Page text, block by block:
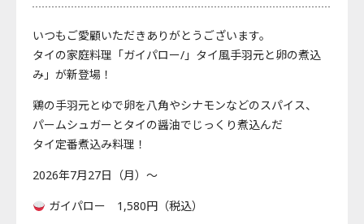
いつもご愛顧いただきありがとうございます。
タイの家庭料理「ガイパロー/」タイ風手羽元と卵の煮込
み」が新登場！
鶏の手羽元とゆで卵を八角やシナモンなどのスパイス、
パームシュガーとタイの醤油でじっくり煮込んだ
タイ定番煮込み料理！
2026年7月27日（月）～
ガイパロー 1,580円（税込）